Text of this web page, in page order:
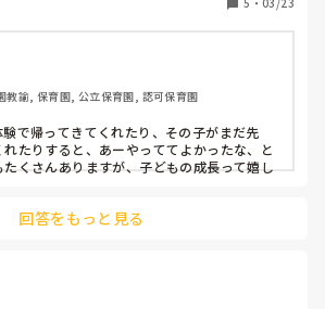
教諭, 保育園, 公立保育園, 認可保育園
で帰ってきてくれたり、その子がまだ先
たりすると、あーやっててよかったな、と
くさんありますが、子どもの成長って嬉し
回答をもっと見る